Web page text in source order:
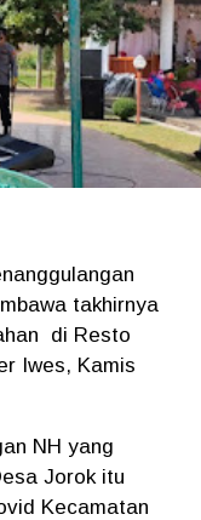
takhirnya
di Resto
Iwes, Kamis
NH yang
Jorok itu
Kecamatan